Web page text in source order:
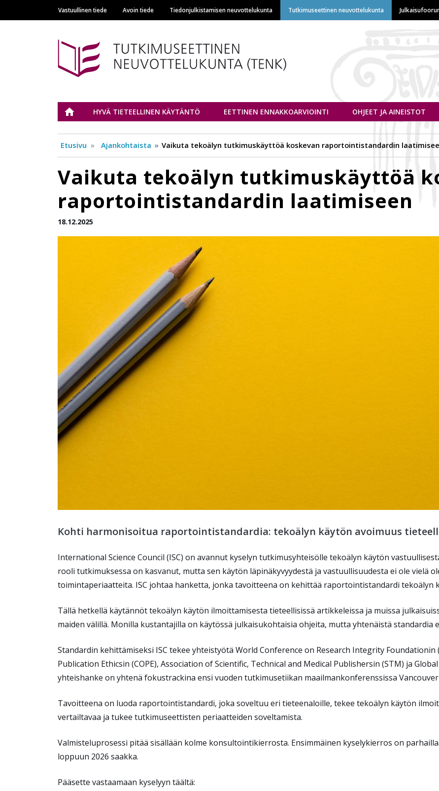
Hyppää
pääsisältöön
Main navigation
Vastuullinen tiede Avoin tiede Tiedonjulkistamisen neuvottelukunta Tutkimuseettinen neuvottelukunta
Tutkimuseettinen neuvottelukunta
ETUSIVUHYVÄ TIETEELLINEN KÄYTÄNTÖ EETTINEN ENNAKKOARVIOINTI OHJEET JA AINEISTOT
Etusivu Ajankohtaista Vaikuta tekoälyn tutkimuskäyttöä koskevan raportointistandardin
Vaikuta tekoälyn tutkimuskäyttöä
raportointistandardin laatimiseen
18.12.2025
Kohti harmonisoitua raportointistandardia: tekoälyn käytön avoimuus
International Science Council (ISC) on avannut kyselyn tutkimusyhteisölle tekoälyn käytön
rooli tutkimuksessa on kasvanut, mutta sen käytön läpinäkyvyydestä ja vastuullisuudesta ei ole vielä
toimintaperiaatteita. ISC johtaa hanketta, jonka tavoitteena on kehittää raportointistandardi tekoälyn
Tällä hetkellä käytännöt tekoälyn käytön ilmoittamisesta tieteellisissä artikkeleissa ja muissa
maiden välillä. Monilla kustantajilla on käytössä julkaisukohtaisia ohjeita, mutta yhtenäistä standardia
Standardin kehittämiseksi ISC tekee yhteistyötä World Conference on Research Integrity Foundationin
Publication Ethicsin (COPE), Association of Scientific, Technical and Medical Publishersin (STM) ja
yhteishanke on yhtenä fokustrackina ensi vuoden tutkimusetiikan maailmankonferenssissa
Tavoitteena on luoda raportointistandardi, joka soveltuu eri tieteenaloille, tekee tekoälyn käytön
vertailtavaa ja tukee tutkimuseettisten periaatteiden soveltamista.
Valmisteluprosessi pitää sisällään kolme konsultointikierrosta. Ensimmäinen kyselykierros on
loppuun 2026 saakka.
Pääsette vastaamaan kyselyyn täältä: